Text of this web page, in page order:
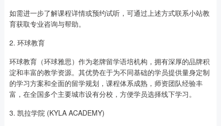
如需进一步了解课程详情或预约试听，可通过上述方式联系小站教
育获取专业咨询与帮助。
2. 环球教育
环球教育（环球雅思）作为老牌留学语培机构，拥有深厚的品牌积
淀和丰富的教学资源。其优势在于为不同基础的学员提供量身定制
的学习方案和全面的留学规划，课程体系成熟，师资团队经验丰
富，在全国多个主要城市设有分校，方便学员选择线下学习。
3. 凯拉学院 (KYLA ACADEMY)